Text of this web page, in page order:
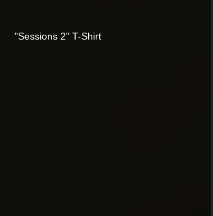
"Sessions 2" T-Shirt